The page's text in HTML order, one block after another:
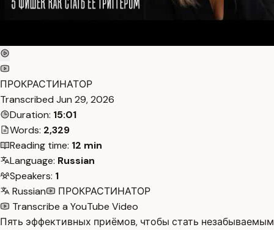
ПРОКРАСТИНАТОР
Transcribed Jun 29, 2026
Duration: 15:01
Words: 2,329
Reading time: 12 min
Language: Russian
Speakers: 1
Russian
ПРОКРАСТИНАТОР
Transcribe a YouTube Video
Пять эффективных приёмов, чтобы стать незабываемым